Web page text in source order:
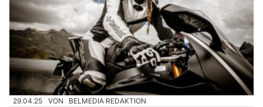
29.04.25 VON BELMEDIA REDAKTION